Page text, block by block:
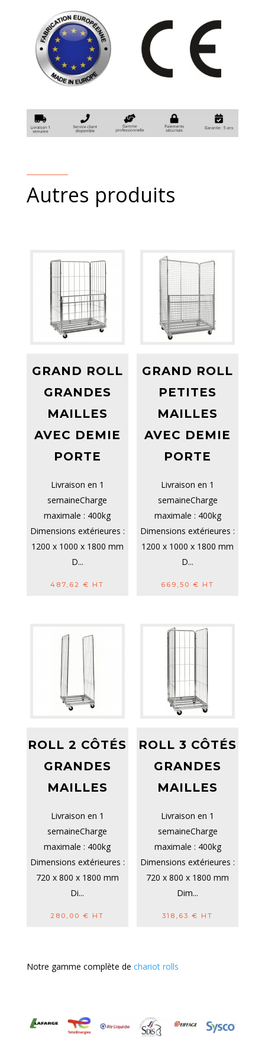
quantity
Autres produits
GRAND ROLL
GRANDES
MAILLES
AVEC DEMIE
PORTE
Livraison en 1
semaineCharge
maximale : 400kg
Dimensions extérieures :
1200 x 1000 x 1800 mm
D...
487,62€ HT
GRAND ROLL
PETITES
MAILLES
AVEC DEMIE
PORTE
Livraison en 1
semaineCharge
maximale : 400kg
Dimensions extérieures :
1200 x 1000 x 1800 mm
D...
669,50€ HT
ROLL 2 CÔTÉS
GRANDES
MAILLES
Livraison en 1
semaineCharge
maximale : 400kg
Dimensions extérieures :
720 x 800 x 1800 mm
Di...
280,00€ HT
ROLL 3 CÔTÉS
GRANDES
MAILLES
Livraison en 1
semaineCharge
maximale : 400kg
Dimensions extérieures :
720 x 800 x 1800 mm
Dim...
318,63€ HT
Notre gamme complète de chariot rolls